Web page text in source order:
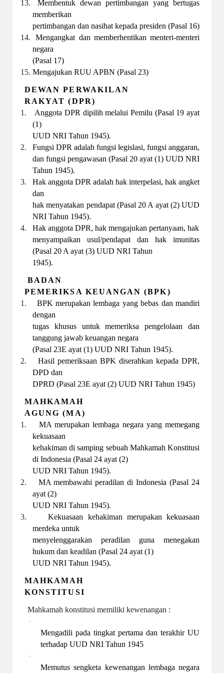
13.
Membentuk dewan pertimbangan yang bertugas
memberikan
pertimbangan dan nasihat kepada presiden (Pasal 16)
14.
Mengangkat dan memberhentikan menteri-menteri
negara
(Pasal 17)
15. Mengajukan RUU APBN (Pasal 23)
DEWAN PERWAKILAN
RAKYAT (DPR)
1.
Anggota DPR dipilih melalui Pemilu (Pasal 19 ayat
(1)
UUD NRI Tahun 1945).
2.
Fungsi DPR adalah fungsi legislasi, fungsi anggaran,
dan fungsi pengawasan (Pasal 20 ayat (1) UUD NRI
Tahun 1945).
3.
Hak anggota DPR adalah hak interpelasi, hak angket
dan
hak menyatakan pendapat (Pasal 20 A ayat (2) UUD
NRI Tahun 1945).
4.
Hak anggota DPR, hak mengajukan pertanyaan, hak
menyampaikan usul/pendapat dan hak imunitas
(Pasal 20 A ayat (3) UUD NRI Tahun
1945).
BADAN
PEMERIKSA KEUANGAN (BPK)
1.
BPK merupakan lembaga yang bebas dan mandiri
dengan
tugas khusus untuk memeriksa pengelolaan dan
tanggung jawab keuangan negara
(Pasal 23E ayat (1) UUD NRI Tahun 1945).
2.
Hasil pemeriksaan BPK diserahkan kepada DPR,
DPD dan
DPRD (Pasal 23E ayat (2) UUD NRI Tahun 1945)
MAHKAMAH
AGUNG (MA)
1.
MA merupakan lembaga negara yang memegang
kekuasaan
kehakiman di samping sebuah Mahkamah Konstitusi
di Indonesia (Pasal 24 ayat (2)
UUD NRI Tahun 1945).
2.
MA membawahi peradilan di Indonesia (Pasal 24
ayat (2)
UUD NRI Tahun 1945).
3.
Kekuasaan kehakiman merupakan kekuasaan
merdeka untuk
menyelenggarakan peradilan guna menegakan
hukum dan keadilan (Pasal 24 ayat (1)
UUD NRI Tahun 1945).
MAHKAMAH
KONSTITUSI
Mahkamah konstitusi memiliki kewenangan :
·
Mengadili pada tingkat pertama dan terakhir UU
terhadap UUD NRI Tahun 1945
·
Memutus sengketa kewenangan lembaga negara